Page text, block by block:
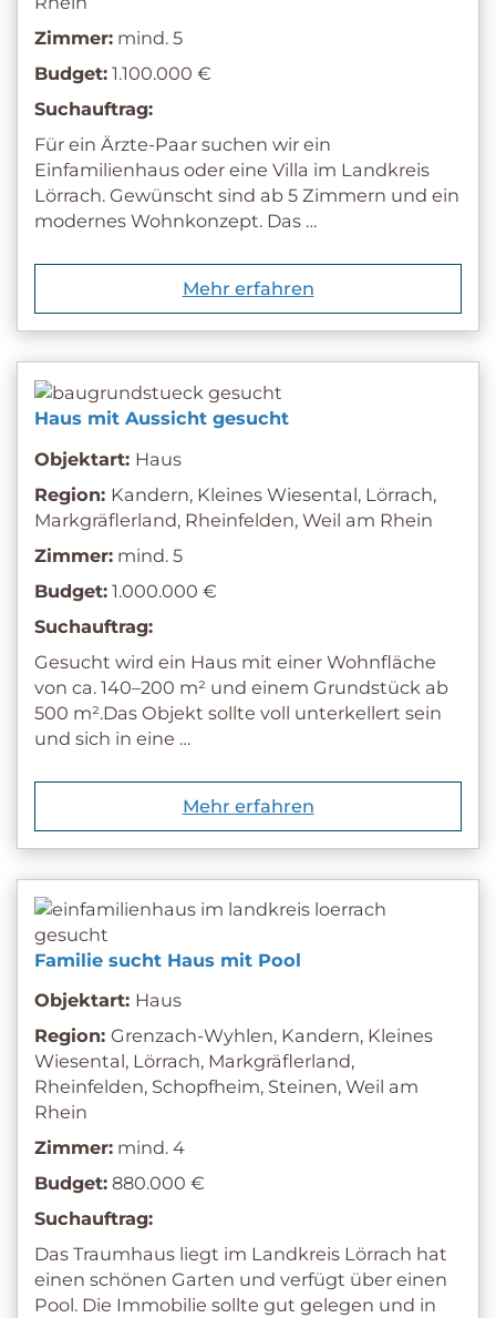
Zimmer: mind. 5
Budget: 1.100.000 €
Suchauftrag:
Für ein Ärzte-Paar suchen wir ein
Einfamilienhaus oder eine Villa im Landkreis
Lörrach. Gewünscht sind ab 5 Zimmern und ein
modernes Wohnkonzept. Das …
Mehr erfahren
Haus mit Aussicht gesucht
Objektart: Haus
Region: Kandern, Kleines Wiesental, Lörrach,
Markgräflerland, Rheinfelden, Weil am Rhein
Zimmer: mind. 5
Budget: 1.000.000 €
Suchauftrag:
Gesucht wird ein Haus mit einer Wohnfläche
von ca. 140–200 m² und einem Grundstück ab
500 m².Das Objekt sollte voll unterkellert sein
und sich in eine …
Mehr erfahren
Familie sucht Haus mit Pool
Objektart: Haus
Region: Grenzach-Wyhlen, Kandern, Kleines
Wiesental, Lörrach, Markgräflerland,
Rheinfelden, Schopfheim, Steinen, Weil am
Rhein
Zimmer: mind. 4
Budget: 880.000 €
Suchauftrag:
Das Traumhaus liegt im Landkreis Lörrach hat
einen schönen Garten und verfügt über einen
Pool. Die Immobilie sollte gut gelegen und in